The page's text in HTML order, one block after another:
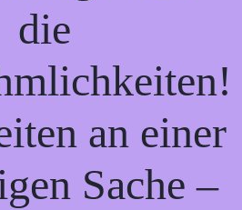
die
an einer
Sache –